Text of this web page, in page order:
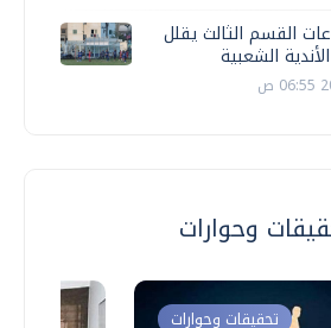
القسم الثالث يقلل
الشعبية
وحوارات
تحقيقات وحوارات